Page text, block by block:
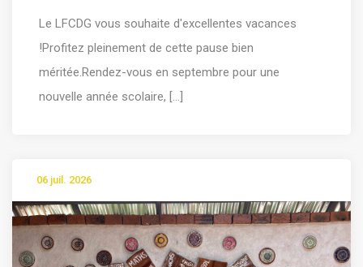
Le LFCDG vous souhaite d'excellentes vacances
!Profitez pleinement de cette pause bien
méritée.Rendez-vous en septembre pour une
nouvelle année scolaire, [...]
06 juil. 2026